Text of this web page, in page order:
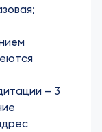
– 3